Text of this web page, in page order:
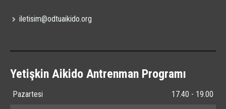
iletisim@odtuaikido.org
Yetişkin Aikido Antrenman Programı
Pazartesi 17.40 - 19.00